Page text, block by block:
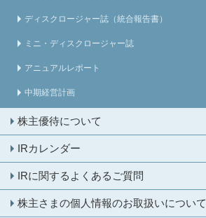
ディスクロージャー誌（統合報告書）
ミニ・ディスクロージャー誌
アニュアルレポート
中期経営計画
株主優待について
IRカレンダー
IRに関するよくあるご質問
株主さまの個人情報のお取扱いについて